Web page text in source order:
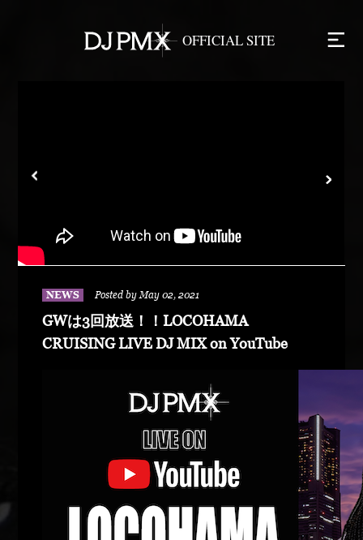
NEWS Posted by May 02, 2021
GWは3回放送！！LOCOHAMA
CRUISING LIVE DJ MIX on YouTube